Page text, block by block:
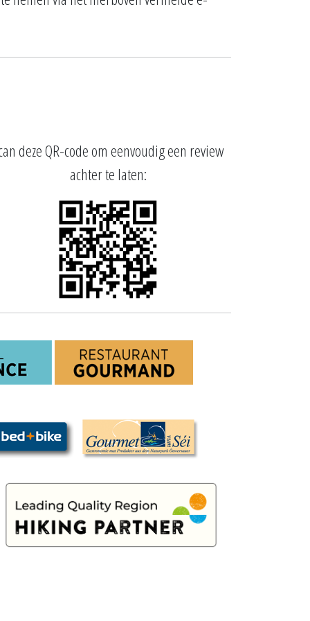
deze QR-code om eenvoudig een review
achter te laten: